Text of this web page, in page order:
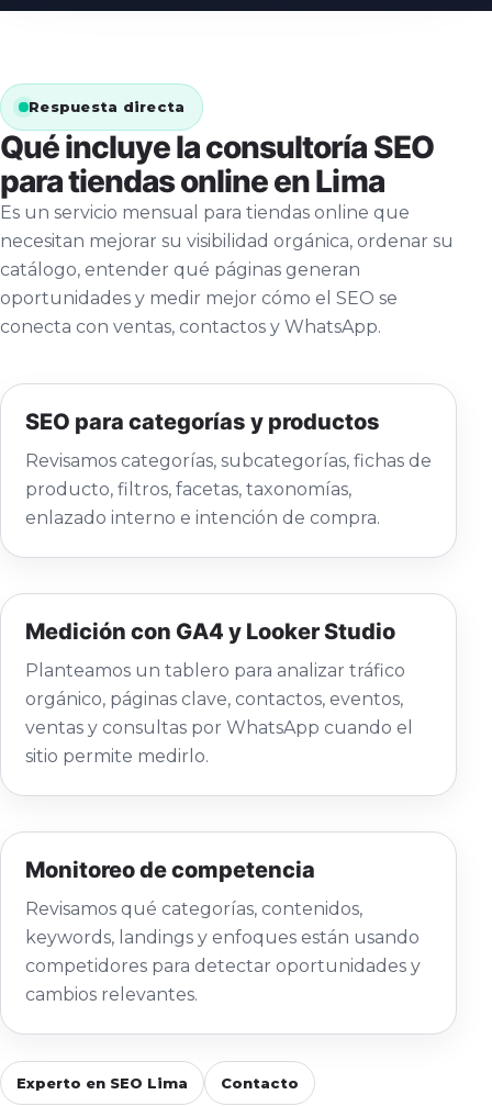
Respuesta directa
Qué incluye la consultoría SEO
para tiendas online en Lima
Es un servicio mensual para tiendas online que
necesitan mejorar su visibilidad orgánica, ordenar su
catálogo, entender qué páginas generan
oportunidades y medir mejor cómo el SEO se
conecta con ventas, contactos y WhatsApp.
SEO para categorías y productos
Revisamos categorías, subcategorías, fichas de
producto, filtros, facetas, taxonomías,
enlazado interno e intención de compra.
Medición con GA4 y Looker Studio
Planteamos un tablero para analizar tráfico
orgánico, páginas clave, contactos, eventos,
ventas y consultas por WhatsApp cuando el
sitio permite medirlo.
Monitoreo de competencia
Revisamos qué categorías, contenidos,
keywords, landings y enfoques están usando
competidores para detectar oportunidades y
cambios relevantes.
Experto en SEO Lima Contacto